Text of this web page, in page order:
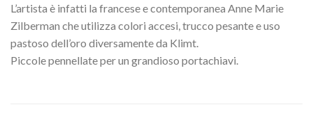
L’artista è infatti la francese e contemporanea Anne Marie
Zilberman che utilizza colori accesi, trucco pesante e uso
pastoso dell’oro diversamente da Klimt.
Piccole pennellate per un grandioso portachiavi.